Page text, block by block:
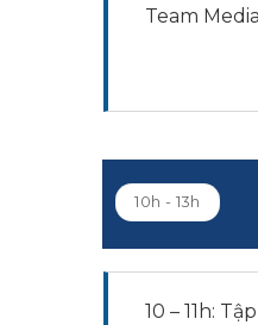
Team
10h - 13h
10 – 11h: